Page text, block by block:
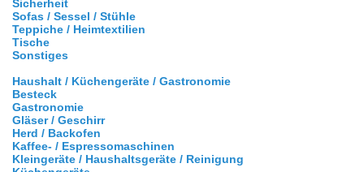
Sicherheit
Sofas / Sessel / Stühle
Teppiche / Heimtextilien
Tische
Sonstiges
Haushalt / Küchengeräte / Gastronomie
Besteck
Gastronomie
Gläser / Geschirr
Herd / Backofen
Kaffee- / Espressomaschinen
Kleingeräte / Haushaltsgeräte / Reinigung